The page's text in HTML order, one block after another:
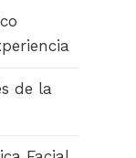
de la